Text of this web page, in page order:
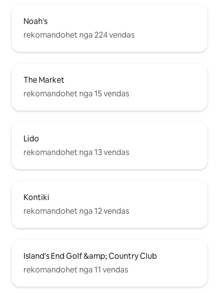
Noah's
rekomandohet nga 224 vendas
The Market
rekomandohet nga 15 vendas
Lido
rekomandohet nga 13 vendas
Kontiki
rekomandohet nga 12 vendas
Island's End Golf &amp; Country Club
rekomandohet nga 11 vendas